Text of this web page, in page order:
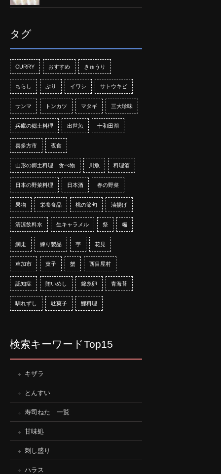
タグ
CURRY おすすめ きゅうり
ちらし ぶり イワシ サトウキビ
サンマ トンカツ マタギ 三大珍味
兵庫の郷土料理 出世魚 十和田湖
喜多方市 夜食
山形の郷土料理 食べ物 川魚 料理酒
日本の野菜料理 日本酒 春の野菜
果物 栄養食品 桃の節句 油揚げ
清涼飲料水 生キャラメル 祭 糒
網走 練り製品 芋 花見
草加市 菓子 蟹 西目屋村
認知症 賄いめし 錦糸卵 青海苔
馴れずし 駄菓子 鯉料理
検索キーワードTop15
キザラ
とんすい
寿司ねた 一覧
甘味処
刺し盛り
ハラス